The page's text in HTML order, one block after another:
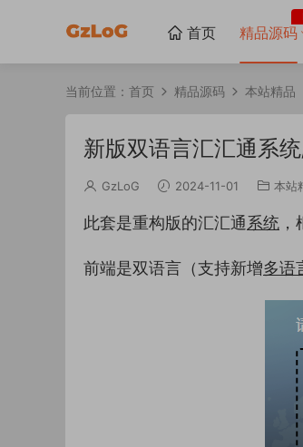
首页 精品源码
当前位置： 首页 精品源码 本站精品
新版双语言汇汇通系
GzLoG 2024-11-01 本站
此套是重构版的汇汇通系统
前端是双语言（支持新增多语